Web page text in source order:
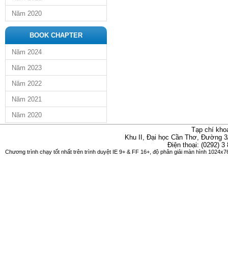
Năm 2020
BOOK CHAPTER
Năm 2024
Năm 2023
Năm 2022
Năm 2021
Năm 2020
Tạp chí
Khu II, Đại học Cần Thơ, Đường
Điện thoại: (0292)
Chương trình chạy tốt nhất trên trình duyệt IE 9+ & FF 16+, độ phân giải màn hình